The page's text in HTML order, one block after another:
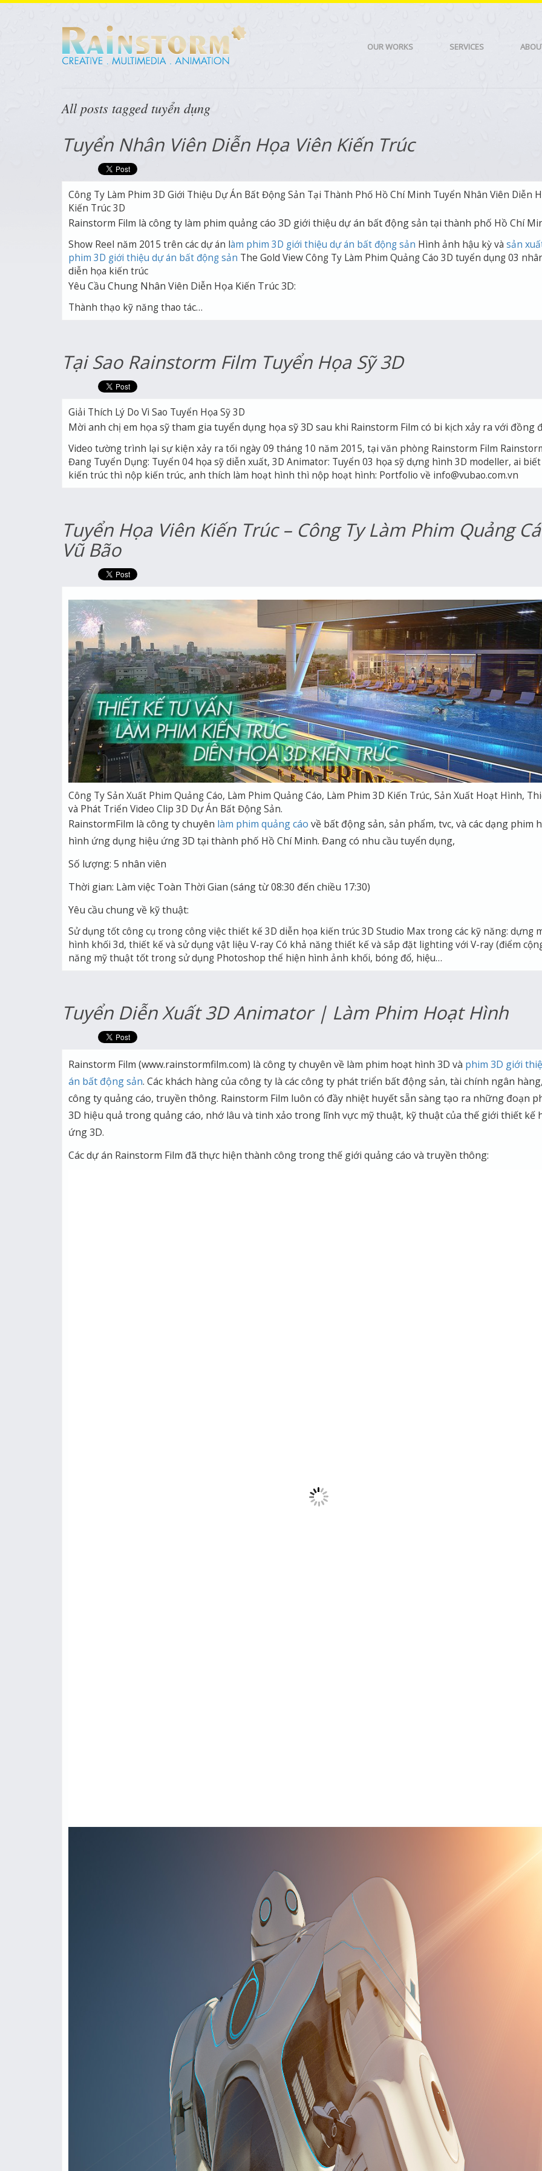
OUR WORKS SERVICES
All posts tagged tuyển dụng
Tuyển Nhân Viên Diễn Họa Viên Kiến Trúc
Công Ty Làm Phim 3D Giới Thiệu Dự Án Bất Động Sản Tại Thành Phố Hồ Chí Minh Tuyển Nhân Viên Diễn
Kiến Trúc 3D
Rainstorm Film là công ty làm phim quảng cáo 3D giới thiệu dự án bất động sản tại thành phố Hồ Chí
Show Reel năm 2015 trên các dự án làm phim 3D giới thiệu dự án bất động sản Hình ảnh hậu kỳ và sản
phim 3D giới thiệu dự án bất động sản The Gold View Công Ty Làm Phim Quảng Cáo 3D tuyển dụng 03
diễn họa kiến trúc
Yêu Cầu Chung Nhân Viên Diễn Họa Kiến Trúc 3D:
Thành thạo kỹ năng thao tác…
Tại Sao Rainstorm Film Tuyển Họa Sỹ 3D
Giải Thích Lý Do Vì Sao Tuyển Họa Sỹ 3D
Mời anh chị em họa sỹ tham gia tuyển dụng họa sỹ 3D sau khi Rainstorm Film có bi kịch xảy ra với đồng
Video tường trình lại sự kiện xảy ra tối ngày 09 tháng 10 năm 2015, tại văn phòng Rainstorm Film
Đang Tuyển Dụng: Tuyển 04 họa sỹ diễn xuất, 3D Animator: Tuyển 03 họa sỹ dựng hình 3D modeller, ai
kiến trúc thì nộp kiến trúc, anh thích làm hoạt hình thì nộp hoạt hình: Portfolio về info@vubao.com.vn
Tuyển Họa Viên Kiến Trúc – Công Ty Làm Phim Quảng
Vũ Bão
Công Ty Sản Xuất Phim Quảng Cáo, Làm Phim Quảng Cáo, Làm Phim 3D Kiến Trúc, Sản Xuất Hoạt Hình,
và Phát Triển Video Clip 3D Dự Án Bất Động Sản.
RainstormFilm là công ty chuyên làm phim quảng cáo về bất động sản, sản phẩm, tvc, và các dạng phim
hình ứng dụng hiệu ứng 3D tại thành phố Hồ Chí Minh. Đang có nhu cầu tuyển dụng,
Số lượng: 5 nhân viên
Thời gian: Làm việc Toàn Thời Gian (sáng từ 08:30 đến chiều 17:30)
Yêu cầu chung về kỹ thuật:
Sử dụng tốt công cụ trong công việc thiết kế 3D diễn họa kiến trúc 3D Studio Max trong các kỹ năng: dựng
hình khối 3d, thiết kế và sử dụng vật liệu V-ray Có khả năng thiết kế và sắp đặt lighting với V-ray (điểm
năng mỹ thuật tốt trong sử dụng Photoshop thể hiện hình ảnh khối, bóng đổ, hiệu…
Tuyển Diễn Xuất 3D Animator | Làm Phim Hoạt Hình
Rainstorm Film (www.rainstormfilm.com) là công ty chuyên về làm phim hoạt hình 3D và phim 3D giới
án bất động sản. Các khách hàng của công ty là các công ty phát triển bất động sản, tài chính ngân
công ty quảng cáo, truyền thông. Rainstorm Film luôn có đầy nhiệt huyết sẵn sàng tạo ra những đoạn
3D hiệu quả trong quảng cáo, nhớ lâu và tinh xảo trong lĩnh vực mỹ thuật, kỹ thuật của thế giới thiết kế
ứng 3D.
Các dự án Rainstorm Film đã thực hiện thành công trong thế giới quảng cáo và truyền thông: